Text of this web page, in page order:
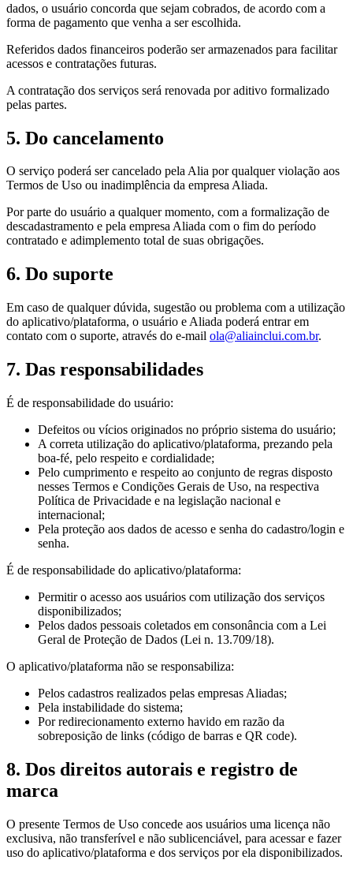
dados, o usuário concorda que sejam cobrados, de acordo com a
forma de pagamento que venha a ser escolhida.
Referidos dados financeiros poderão ser armazenados para facilitar
acessos e contratações futuras.
A contratação dos serviços será renovada por aditivo formalizado
pelas partes.
5. Do cancelamento
O serviço poderá ser cancelado pela Alia por qualquer violação aos
Termos de Uso ou inadimplência da empresa Aliada.
Por parte do usuário a qualquer momento, com a formalização de
descadastramento e pela empresa Aliada com o fim do período
contratado e adimplemento total de suas obrigações.
6. Do suporte
Em caso de qualquer dúvida, sugestão ou problema com a utilização
do aplicativo/plataforma, o usuário e Aliada poderá entrar em
contato com o suporte, através do e-mail ola@aliainclui.com.br.
7. Das responsabilidades
É de responsabilidade do usuário:
Defeitos ou vícios originados no próprio sistema do usuário;
A correta utilização do aplicativo/plataforma, prezando pela
boa-fé, pelo respeito e cordialidade;
Pelo cumprimento e respeito ao conjunto de regras disposto
nesses Termos e Condições Gerais de Uso, na respectiva
Política de Privacidade e na legislação nacional e
internacional;
Pela proteção aos dados de acesso e senha do cadastro/login e
senha.
É de responsabilidade do aplicativo/plataforma:
Permitir o acesso aos usuários com utilização dos serviços
disponibilizados;
Pelos dados pessoais coletados em consonância com a Lei
Geral de Proteção de Dados (Lei n. 13.709/18).
O aplicativo/plataforma não se responsabiliza:
Pelos cadastros realizados pelas empresas Aliadas;
Pela instabilidade do sistema;
Por redirecionamento externo havido em razão da
sobreposição de links (código de barras e QR code).
8. Dos direitos autorais e registro de
marca
O presente Termos de Uso concede aos usuários uma licença não
exclusiva, não transferível e não sublicenciável, para acessar e fazer
uso do aplicativo/plataforma e dos serviços por ela disponibilizados.